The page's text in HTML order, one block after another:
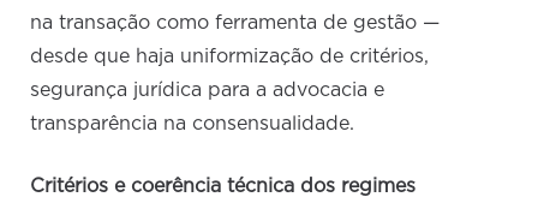
na transação como ferramenta de gestão —
desde que haja uniformização de critérios,
segurança jurídica para a advocacia e
transparência na consensualidade.
Critérios e coerência técnica dos regimes